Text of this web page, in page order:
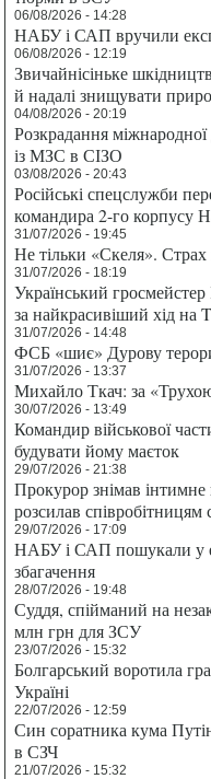
06/08/2026 - 14:28
НАБУ і САП вручили
06/08/2026 - 12:19
Звичайнісіньке
й надалі знищувати
04/08/2026 - 20:19
Розкрадання
із МЗС в СІЗО
03/08/2026 - 20:43
Російські спецслужби
командира 2-го корпусу
31/07/2026 - 19:45
Не тільки «Скеля».
31/07/2026 - 18:19
Український
за найкрасивіший хід на
31/07/2026 - 14:48
ФСБ «шиє» Дурову
31/07/2026 - 13:37
Михайло Ткач: за
30/07/2026 - 13:49
Командир військової
будувати йому маєток
29/07/2026 - 21:38
Прокурор знімав інтимне
розсилав співробітницям
29/07/2026 - 17:09
НАБУ і САП пошукали у
збагачення
28/07/2026 - 19:48
Суддя, спійманий на
млн грн для ЗСУ
23/07/2026 - 15:32
Болгарський воротила
Україні
22/07/2026 - 12:59
Син соратника кума
в СЗЧ
21/07/2026 - 15:32